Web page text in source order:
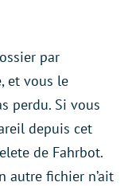
par
et vous le
perdu. Si vous
depuis cet
de Fahrbot.
autre fichier n’ait